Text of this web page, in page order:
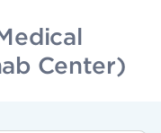
Center)